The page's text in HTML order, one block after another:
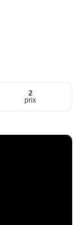
2
prix